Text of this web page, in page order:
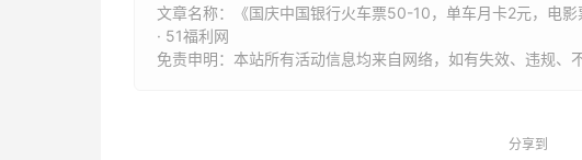
文章名称：
《国庆中国银行火车票50-10，单车月卡2元，电
· 51福利网
免责申明：本站所有活动信息均来自网络，如有失效、违规、
分享到